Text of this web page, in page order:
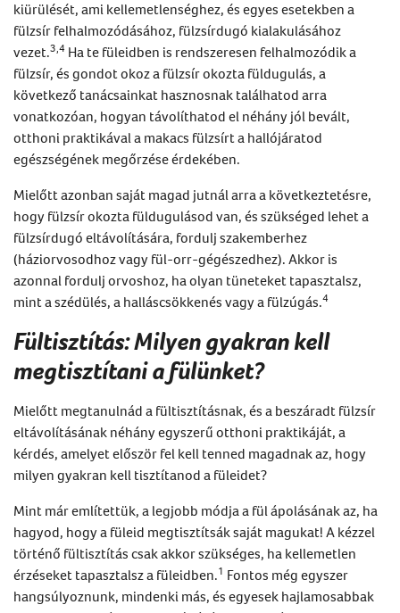
kiürülését, ami kellemetlenséghez, és egyes esetekben a
fülzsír felhalmozódásához, fülzsírdugó kialakulásához
vezet.3,4 Ha te füleidben is rendszeresen felhalmozódik a
fülzsír, és gondot okoz a fülzsír okozta füldugulás, a
következő tanácsainkat hasznosnak találhatod arra
vonatkozóan, hogyan távolíthatod el néhány jól bevált,
otthoni praktikával a makacs fülzsírt a hallójáratod
egészségének megőrzése érdekében.
Mielőtt azonban saját magad jutnál arra a következtetésre,
hogy fülzsír okozta füldugulásod van, és szükséged lehet a
fülzsírdugó eltávolítására, fordulj szakemberhez
(háziorvosodhoz vagy fül-orr-gégészedhez). Akkor is
azonnal fordulj orvoshoz, ha olyan tüneteket tapasztalsz,
mint a szédülés, a halláscsökkenés vagy a fülzúgás.4
Fültisztítás: Milyen gyakran kell
megtisztítani a fülünket?
Mielőtt megtanulnád a fültisztításnak, és a beszáradt fülzsír
eltávolításának néhány egyszerű otthoni praktikáját, a
kérdés, amelyet először fel kell tenned magadnak az, hogy
milyen gyakran kell tisztítanod a füleidet?
Mint már említettük, a legjobb módja a fül ápolásának az, ha
hagyod, hogy a füleid megtisztítsák saját magukat! A kézzel
történő fültisztítás csak akkor szükséges, ha kellemetlen
érzéseket tapasztalsz a füleidben.1 Fontos még egyszer
hangsúlyoznunk, mindenki más, és egyesek hajlamosabbak